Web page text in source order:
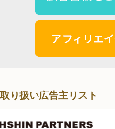
取り扱い広告主リスト